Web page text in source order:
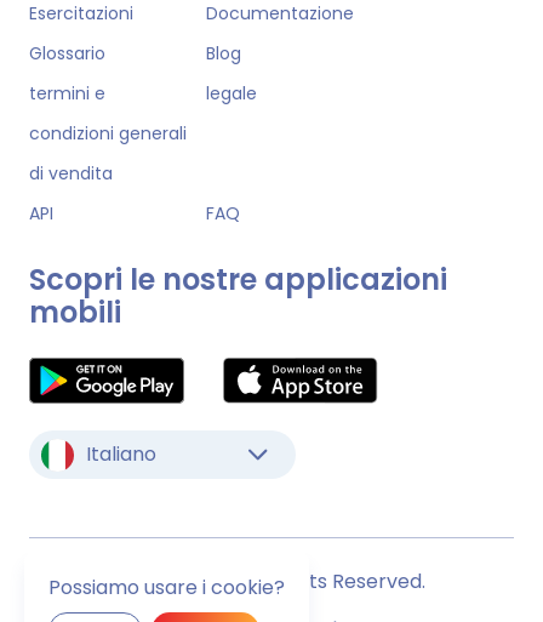
Esercitazioni
Documentazione
Glossario
Blog
termini e
condizioni generali
di vendita
legale
API FAQ
Scopri le nostre applicazioni
mobili
Italiano
© Monstock. All Rights Reserved.
Possiamo usare i cookie?